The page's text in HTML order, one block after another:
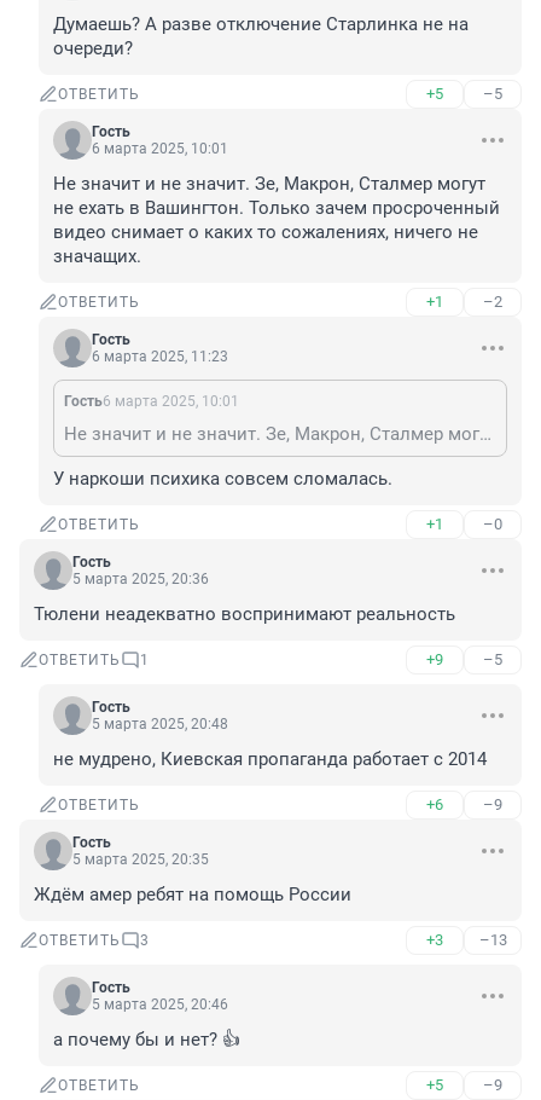
Думаешь? А разве отключение Старлинка не на
очереди?
ОТВЕТИТЬ +5 –5
Гость
6 марта 2025, 10:01
Не значит и не значит. Зе, Макрон, Сталмер могут
не ехать в Вашингтон. Только зачем просроченный
видео снимает о каких то сожалениях, ничего не
значащих.
ОТВЕТИТЬ +1 –2
Гость
6 марта 2025, 11:23
Гость6 марта 2025, 10:01
Не значит и не значит. Зе, Макрон, Сталмер могут не ехать в Вашингтон. Только зачем просроченный видео снимает о каких то сожалениях, ничего не значащих.
У наркоши психика совсем сломалась.
ОТВЕТИТЬ +1 –0
Гость
5 марта 2025, 20:36
Тюлени неадекватно воспринимают реальность
ОТВЕТИТЬ 1 +9 –5
Гость
5 марта 2025, 20:48
не мудрено, Киевская пропаганда работает с 2014
ОТВЕТИТЬ +6 –9
Гость
5 марта 2025, 20:35
Ждём амер ребят на помощь России
ОТВЕТИТЬ 3 +3 –13
Гость
5 марта 2025, 20:46
а почему бы и нет? 👍
ОТВЕТИТЬ +5 –9